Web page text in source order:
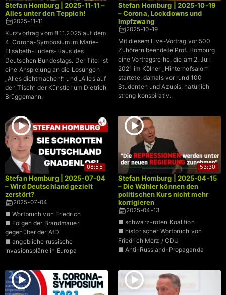
Stefan Homburg | 2025-11-11 –
Alles unter den Teppich!
2025-11-11
Kurzvortrag vom 8.11.2025 auf dem
4. Corona-Symposium im Marie-
Elisabeth-Lüders-Haus des
Deutschen Bundestags. Der Titel ist
eine Anspielung an die Losungen
„Alles dichtmachen!” und „Alles auf
den Tisch” der Künstler um Dietrich
Brüggemann.
Stefan Homburg | 2025-10-19
– Corona, Lockdowns und
Impfzwang
2025-10-19
Mit diesem Live-Vortrag vor 500
Zuhörern beendete Prof. Homburg
eine Vortragsreihe, die am 2. Juli
2021 im Kölner „Hinterhofsalon“
startete, damals vor rund 100
Studenten und Azubis, natürlich
streng konspirativ.
08:55
Stefan Homburg | 2025-07-04
– Wird Deutschland gezielt
zerstört?
2025-07-04
■ Wortbruch von Friedrich
■ Folgen der Brandmauer
gegenüber der AfD
■ angebliche russische
Invasionspläne in Europa
53:30
Stefan Homburg | 2025-04-15
– Die Wähler können den
politischen Kurs nicht mehr
korrigieren
2025-04-13
■ schwarz-roten Koalition
■ historischer Wortbruch von
Friedrich Merz / CDU
■ Anti-Russland-Propaganda